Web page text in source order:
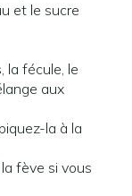
et le sucre
la fécule, le
aux
la à la
fève si vous